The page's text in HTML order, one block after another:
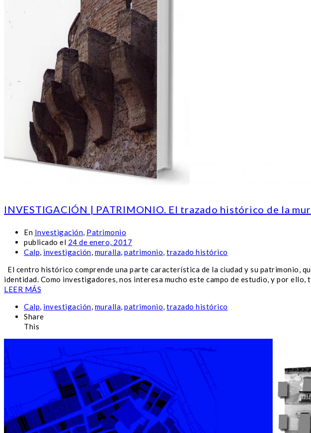
INVESTIGACIÓN | PATRIMONIO. El trazado histórico de la
En Investigación, Patrimonio
publicado el 24 de enero, 2017
Calp, investigación, muralla, patrimonio, trazado histórico
El centro histórico comprende una parte característica de la ciudad y su patrimonio,
identidad. Como investigadores, nos interesa mucho este campo de estudio, y por ello,
LEER MÁS
Calp, investigación, muralla, patrimonio, trazado histórico
Share
This